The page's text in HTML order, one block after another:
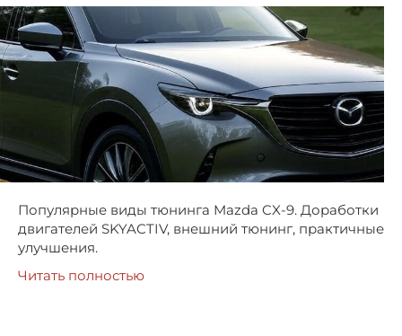
Популярные виды тюнинга Mazda CX-9. Доработки
двигателей SKYACTIV, внешний тюнинг, практичные
улучшения.
Читать полностью